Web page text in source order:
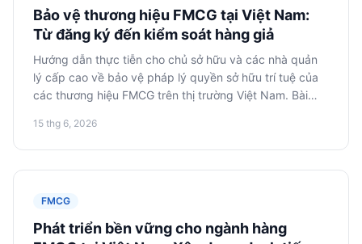
Bảo vệ thương hiệu FMCG tại Việt Nam:
Từ đăng ký đến kiểm soát hàng giả
Hướng dẫn thực tiễn cho chủ sở hữu và các nhà quản
lý cấp cao về bảo vệ pháp lý quyền sở hữu trí tuệ của
các thương hiệu FMCG trên thị trường Việt Nam. Bài
và chống hàng giả.
15 thg 6, 2026
FMCG
Phát triển bền vững cho ngành hàng